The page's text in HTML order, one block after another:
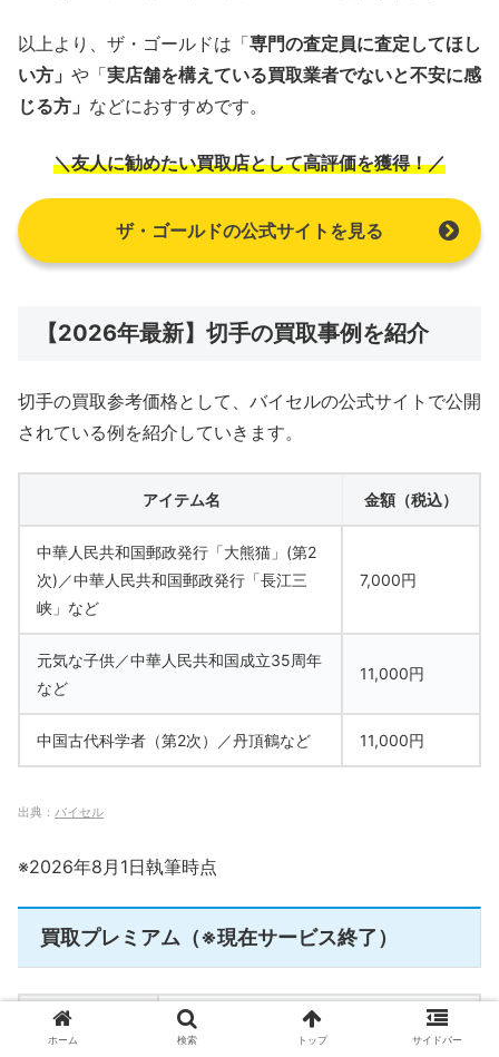
以上より、ザ・ゴールドは「専門の査定員に査定してほし
い方」 や「実店舗を構えている買取業者でないと不安に感
じる方」 などにおすすめです。
＼友人に勧めたい買取店として高評価を獲得！／
ザ・ゴールドの公式サイトを見る
【2026年最新】切手の買取事例を紹介
切手の買取参考価格として、バイセルの公式サイトで公開
されている例を紹介していきます。
アイテム名 金額（税込）
中華人民共和国郵政発行「大熊猫」(第2
次)／中華人民共和国郵政発行「長江三
峡」など
7,000円
元気な子供／中華人民共和国成立35周年
など
11,000円
中国古代科学者（第2次）／丹頂鶴など 11,000円
出典： バイセル
※2026年8月1日執筆時点
買取プレミアム（※現在サービス終了）
買取方法
・出張買取
・宅配買取
ホーム 検索 トップ サイドバー